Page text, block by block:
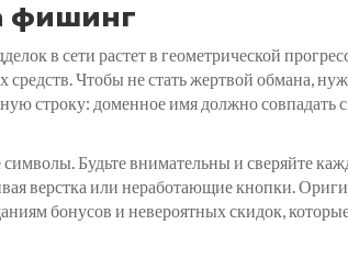
фишинг
в сети растет в геометрической
Чтобы не стать жертвой обмана,
строку: доменное имя должно совпадать с
Будьте внимательны и сверяйте
верстка или неработающие кнопки.
бонусов и невероятных скидок,